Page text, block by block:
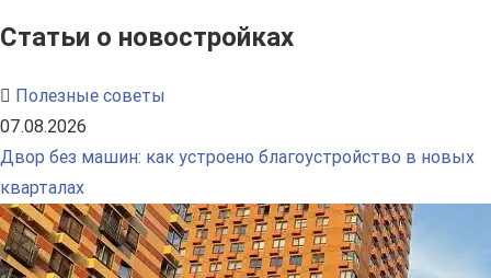
Статьи о новостройках
Полезные советы
07.08.2026
Двор без машин: как устроено благоустройство в новых
кварталах